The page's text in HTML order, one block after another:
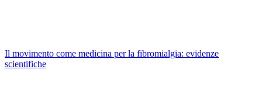
Il movimento come medicina per la fibromialgia: evidenze
scientifiche